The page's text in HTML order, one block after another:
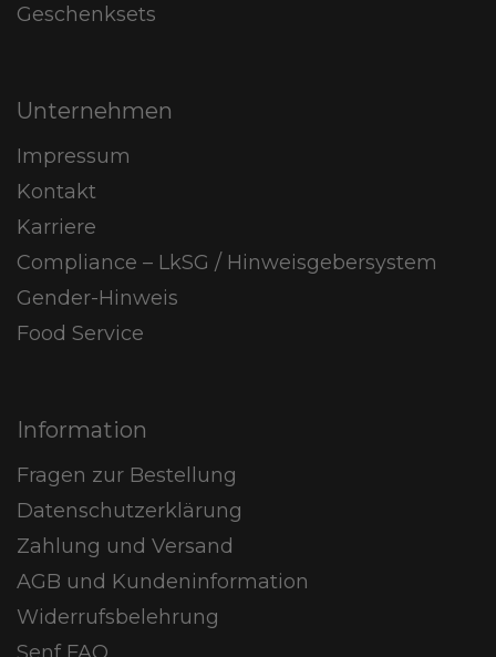
Geschenksets
Unternehmen
Impressum
Kontakt
Karriere
Compliance – LkSG / Hinweisgebersystem
Gender-Hinweis
Food Service
Information
Fragen zur Bestellung
Datenschutzerklärung
Zahlung und Versand
AGB und Kundeninformation
Widerrufsbelehrung